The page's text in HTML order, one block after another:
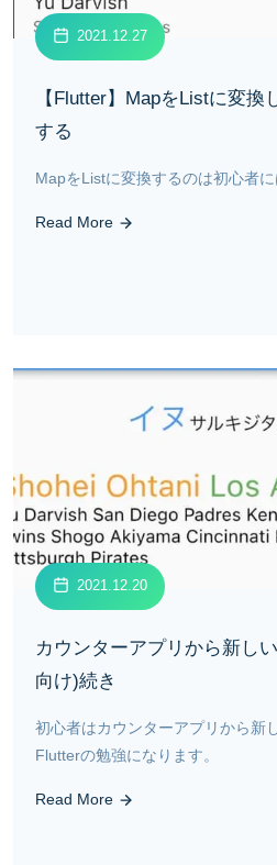
2021.12.27
【Flutter】MapをListに変
する
MapをListに変換するのは初心者
Read More
2021.12.20
カウンターアプリから新し
向け)続き
初心者はカウンターアプリから新
Flutterの勉強になります。
Read More